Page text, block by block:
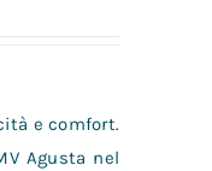
e comfort.
Agusta nel